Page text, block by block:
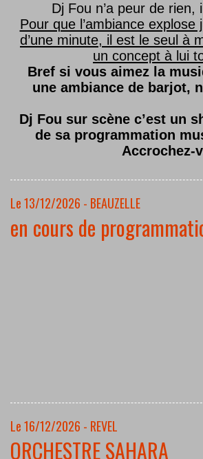
Dj Fou n’a peur de
Pour que l’ambiance
d’une minute, il est le seul à
un concept à lui
Bref si vous aimez la
une ambiance de barjot,
Dj Fou sur scène c’est un
de sa programmation
Accrochez-
Le 13/12/2026 - BEAUZELLE
en cours de
Le 16/12/2026 - REVEL
ORCHESTRE SAHARA